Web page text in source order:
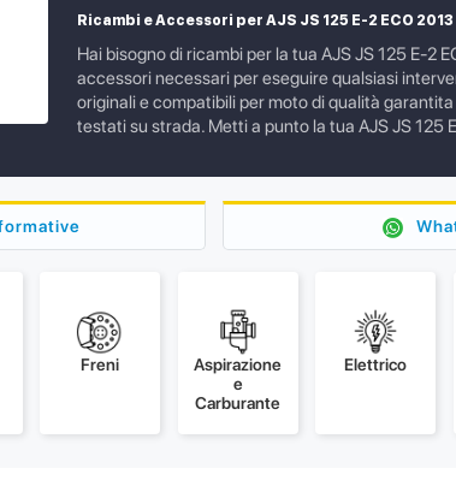
Ricambi e Accessori per AJS JS 125 E-2 ECO 2013
Hai bisogno di ricambi per la tua AJS JS 125 E-2
accessori necessari per eseguire qualsiasi
originali e compatibili per moto di qualità
testati su strada. Metti a punto la tua AJS JS 125
Freni
Aspirazione
e
Carburante
Elettrico